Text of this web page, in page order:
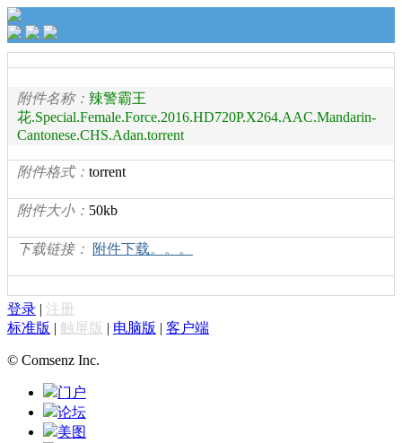
附件名称： 辣警霸王
花.Special.Female.Force.2016.HD720P.X264.AAC.Mandarin-
Cantonese.CHS.Adan.torrent
附件格式： torrent
附件大小： 50kb
下载链接： 附件下载。。。
登录 | 注册
标准版 | 触屏版 | 电脑版 | 客户端
© Comsenz Inc.
门户
论坛
美图